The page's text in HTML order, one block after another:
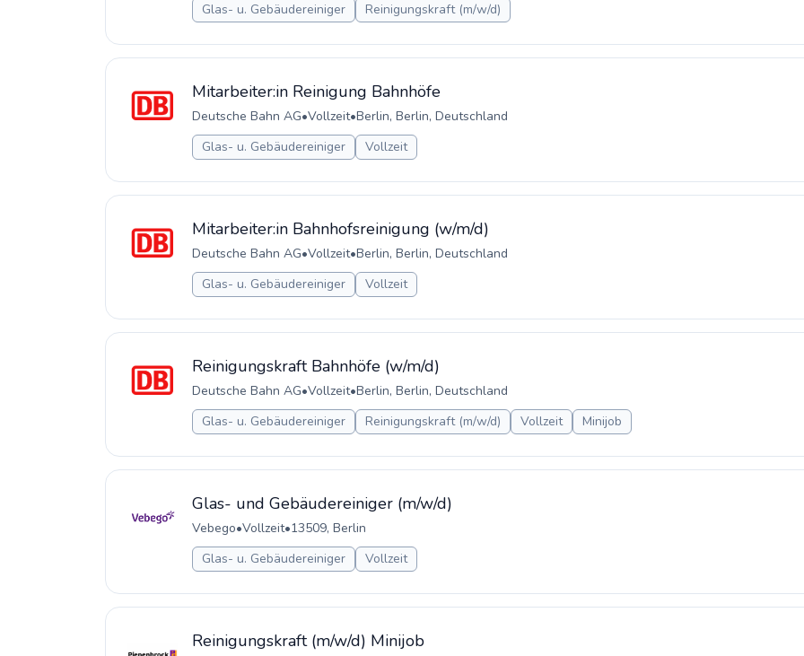
Glas- u. Gebäudereiniger
Reinigungskraft (m/w/d)
Mitarbeiter:in Reinigung Bahnhöfe
Deutsche Bahn AG•Vollzeit•Berlin, Berlin, Deutschland
Glas- u. Gebäudereiniger
Vollzeit
Mitarbeiter:in Bahnhofsreinigung (w/m/d)
Deutsche Bahn AG•Vollzeit•Berlin, Berlin, Deutschland
Glas- u. Gebäudereiniger
Vollzeit
Reinigungskraft Bahnhöfe (w/m/d)
Deutsche Bahn AG•Vollzeit•Berlin, Berlin, Deutschland
Glas- u. Gebäudereiniger
Reinigungskraft (m/w/d) Vollzeit Minijob
Glas- und Gebäudereiniger (m/w/d)
Vebego•Vollzeit•13509, Berlin
Glas- u. Gebäudereiniger
Vollzeit
Reinigungskraft (m/w/d) Minijob